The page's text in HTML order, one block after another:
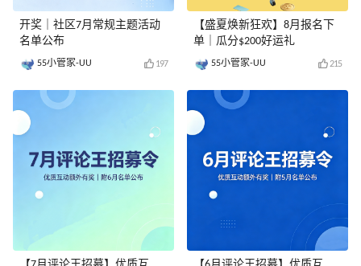
开奖｜社区7月常规主题活动
名单公布
55小管家-UU 197
【盛夏焕新狂欢】8月报名下
单｜瓜分$200好运礼
55小管家-UU 215